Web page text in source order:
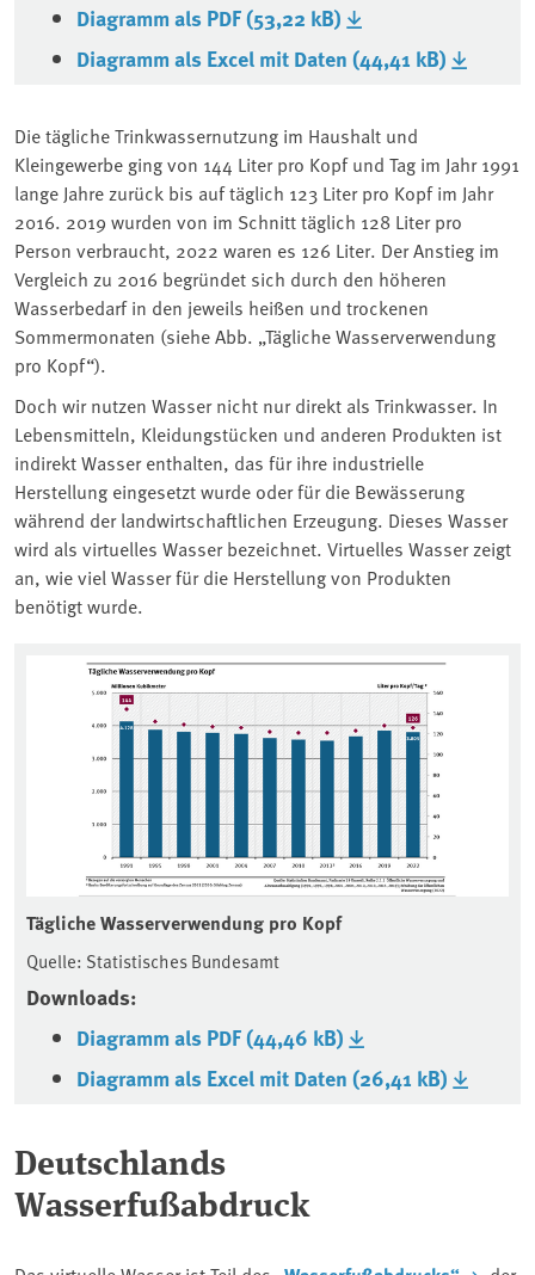
Diagramm als PDF (53,22 kB)
Diagramm als Excel mit Daten (44,41 kB)
Die tägliche Trinkwassernutzung im Haushalt und
Kleingewerbe ging von 144 Liter pro Kopf und Tag im Jahr 1991
lange Jahre zurück bis auf täglich 123 Liter pro Kopf im Jahr
2016. 2019 wurden von im Schnitt täglich 128 Liter pro
Person verbraucht, 2022 waren es 126 Liter. Der Anstieg im
Vergleich zu 2016 begründet sich durch den höheren
Wasserbedarf in den jeweils heißen und trockenen
Sommermonaten (siehe Abb. „Tägliche Wasserverwendung
pro Kopf“).
Doch wir nutzen Wasser nicht nur direkt als Trinkwasser. In
Lebensmitteln, Kleidungstücken und anderen Produkten ist
indirekt Wasser enthalten, das für ihre industrielle
Herstellung eingesetzt wurde oder für die Bewässerung
während der landwirtschaftlichen Erzeugung. Dieses Wasser
wird als virtuelles Wasser bezeichnet. Virtuelles Wasser zeigt
an, wie viel Wasser für die Herstellung von Produkten
benötigt wurde.
Tägliche Wasserverwendung pro Kopf
Quelle: Statistisches Bundesamt
Downloads:
Diagramm als PDF (44,46 kB)
Diagramm als Excel mit Daten (26,41 kB)
Deutschlands
Wasserfußabdruck